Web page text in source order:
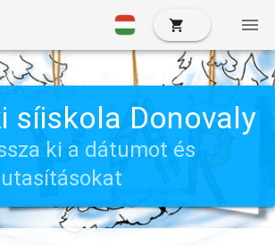
síiskola Donovaly
ki a dátumot és